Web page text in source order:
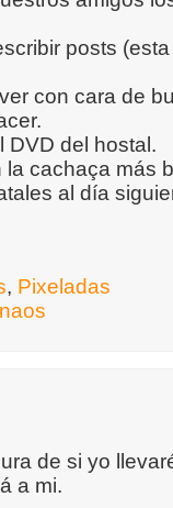
posts
con cara de
DVD del hostal.
cachaça más
al día
, Pixeladas
de si yo
a mi.